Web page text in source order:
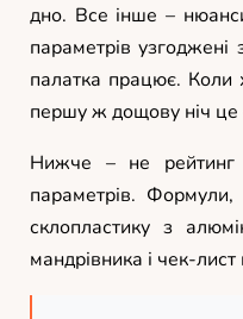
дно. Все інше –
параметрів
палатка працює. Коли
першу ж дощову ніч це
Нижче – не рейтинг
параметрів.
склопластику з
мандрівника і чек-